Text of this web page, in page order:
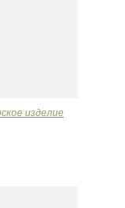
изделие